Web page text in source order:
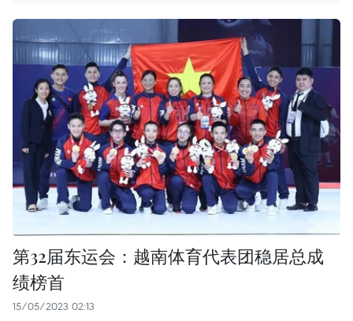
第32届东运会：越南体育代表团稳居总成
绩榜首
15/05/2023 02:13